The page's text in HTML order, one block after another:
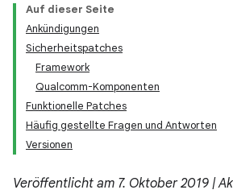
Auf dieser Seite
Ankündigungen
Sicherheitspatches
Framework
Qualcomm-Komponenten
Funktionelle Patches
Häufig gestellte Fragen und Antworten
Versionen
Veröffentlicht am 7. Oktober 2019 |